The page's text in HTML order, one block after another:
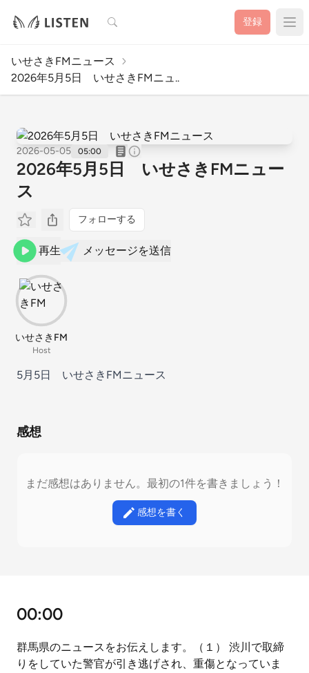
検索 登録
いせさきFMニュース
2026年5月5日 いせさきFMニュ..
2026-05-05 05:00
2026年5月5日 いせさきFMニュー
ス
フォローする
再生 メッセージを送信
いせさきFM
Host
5月5日 いせさきFMニュース
感想
まだ感想はありません。最初の1件を書きましょう！
感想を書く
00:00
群馬県のニュースをお伝えします。（１） 渋川で取締
りをしていた警官が引き逃げされ、重傷となっていま